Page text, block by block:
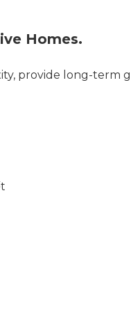
Homes.
provide long-term